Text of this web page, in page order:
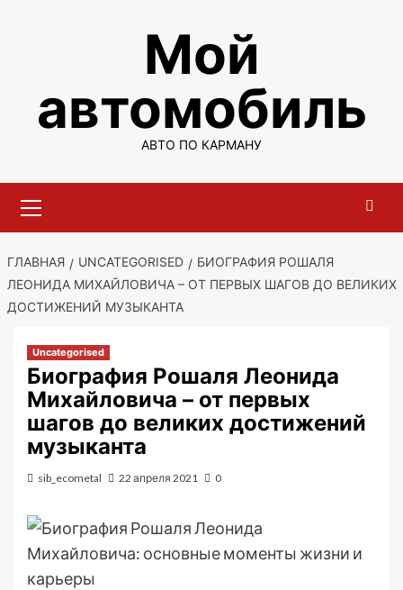
Мой
автомобиль
АВТО ПО КАРМАНУ
меню
ГЛАВНАЯ UNCATEGORISED
БИОГРАФИЯ РОШАЛЯ
ЛЕОНИДА МИХАЙЛОВИЧА – ОТ ПЕРВЫХ ШАГОВ ДО ВЕЛИКИХ
ДОСТИЖЕНИЙ МУЗЫКАНТА
Uncategorised
Биография Рошаля Леонида
Михайловича – от первых
шагов до великих достижений
музыканта
sib_ecometal 22 апреля 2021 0